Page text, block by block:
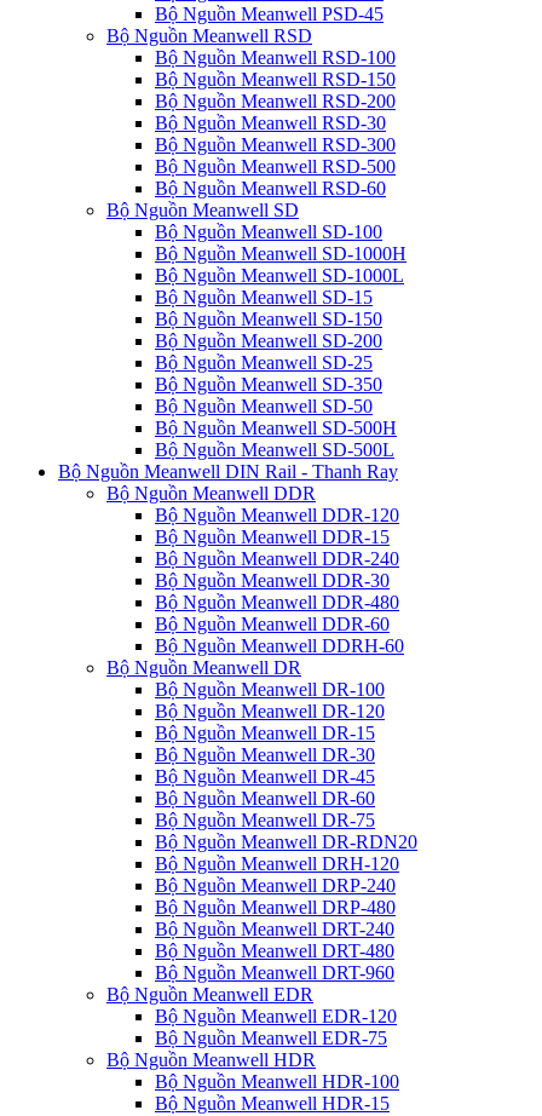
Bộ Nguồn Meanwell PSD-45
Bộ Nguồn Meanwell RSD
Bộ Nguồn Meanwell RSD-100
Bộ Nguồn Meanwell RSD-150
Bộ Nguồn Meanwell RSD-200
Bộ Nguồn Meanwell RSD-30
Bộ Nguồn Meanwell RSD-300
Bộ Nguồn Meanwell RSD-500
Bộ Nguồn Meanwell RSD-60
Bộ Nguồn Meanwell SD
Bộ Nguồn Meanwell SD-100
Bộ Nguồn Meanwell SD-1000H
Bộ Nguồn Meanwell SD-1000L
Bộ Nguồn Meanwell SD-15
Bộ Nguồn Meanwell SD-150
Bộ Nguồn Meanwell SD-200
Bộ Nguồn Meanwell SD-25
Bộ Nguồn Meanwell SD-350
Bộ Nguồn Meanwell SD-50
Bộ Nguồn Meanwell SD-500H
Bộ Nguồn Meanwell SD-500L
Bộ Nguồn Meanwell DIN Rail - Thanh Ray
Bộ Nguồn Meanwell DDR
Bộ Nguồn Meanwell DDR-120
Bộ Nguồn Meanwell DDR-15
Bộ Nguồn Meanwell DDR-240
Bộ Nguồn Meanwell DDR-30
Bộ Nguồn Meanwell DDR-480
Bộ Nguồn Meanwell DDR-60
Bộ Nguồn Meanwell DDRH-60
Bộ Nguồn Meanwell DR
Bộ Nguồn Meanwell DR-100
Bộ Nguồn Meanwell DR-120
Bộ Nguồn Meanwell DR-15
Bộ Nguồn Meanwell DR-30
Bộ Nguồn Meanwell DR-45
Bộ Nguồn Meanwell DR-60
Bộ Nguồn Meanwell DR-75
Bộ Nguồn Meanwell DR-RDN20
Bộ Nguồn Meanwell DRH-120
Bộ Nguồn Meanwell DRP-240
Bộ Nguồn Meanwell DRP-480
Bộ Nguồn Meanwell DRT-240
Bộ Nguồn Meanwell DRT-480
Bộ Nguồn Meanwell DRT-960
Bộ Nguồn Meanwell EDR
Bộ Nguồn Meanwell EDR-120
Bộ Nguồn Meanwell EDR-75
Bộ Nguồn Meanwell HDR
Bộ Nguồn Meanwell HDR-100
Bộ Nguồn Meanwell HDR-15